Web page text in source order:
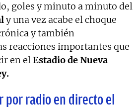
goles y minuto a minuto del
y una vez acabe el choque
y también
reacciones importantes que
en elEstadio de Nueva
por radio en directo el